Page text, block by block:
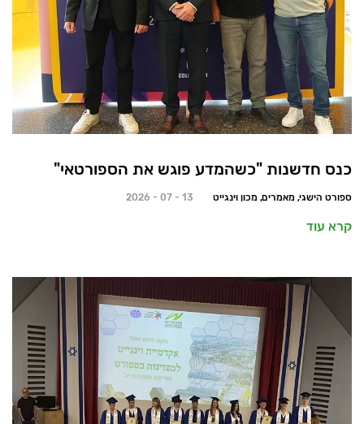
כנס חדשנות "כשהמדע פוגש את הספורטאי"
ספורט הישגי, מאמרים, מכון וינגייט 13 - 07 - 2026
קרא עוד